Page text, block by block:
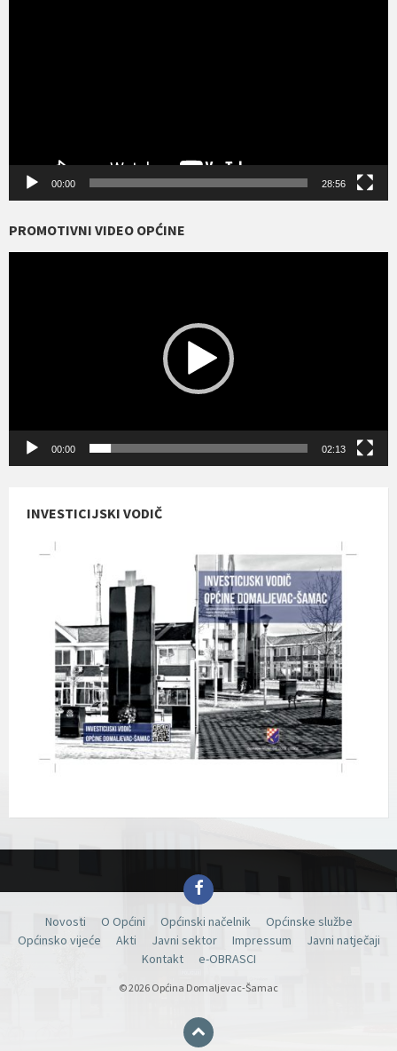
00:00 28:56
PROMOTIVNI VIDEO OPĆINE
00:00 02:13
INVESTICIJSKI VODIČ
Facebook
Novosti O Općini Općinski načelnik
Općinske službe
Općinsko vijeće
Akti Javni sektor Impressum
Javni natječaji
Kontakt
e-OBRASCI
© 2026 Općina Domaljevac-Šamac